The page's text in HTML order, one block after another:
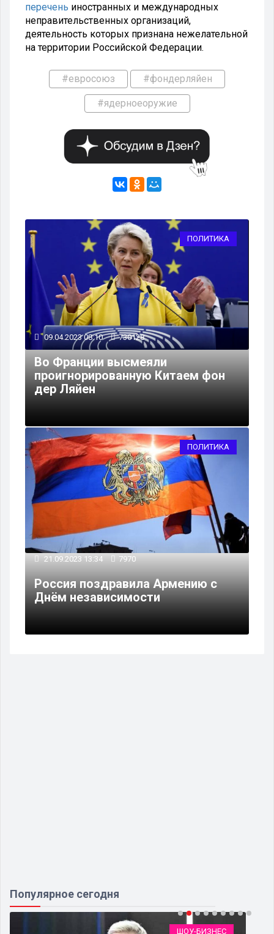
перечень иностранных и международных
неправительственных организаций,
деятельность которых признана нежелательной
на территории Российской Федерации.
#евросоюз #фондерляйен
#ядерноеоружие
ПОЛИТИКА
09.04.2023 08:10 730128
Во Франции высмеяли
проигнорированную Китаем фон
дер Ляйен
ПОЛИТИКА
21.09.2023 13:34 7970
Россия поздравила Армению с
Днём независимости
Популярное сегодня
ШОУ-БИЗНЕС